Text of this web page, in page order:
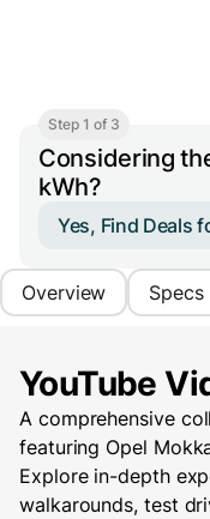
Step 1 of 3
Considering
kWh?
Yes, Find Deals
Overview Specs
YouTube
A comprehensive
featuring Opel
Explore in-depth
walkarounds, test